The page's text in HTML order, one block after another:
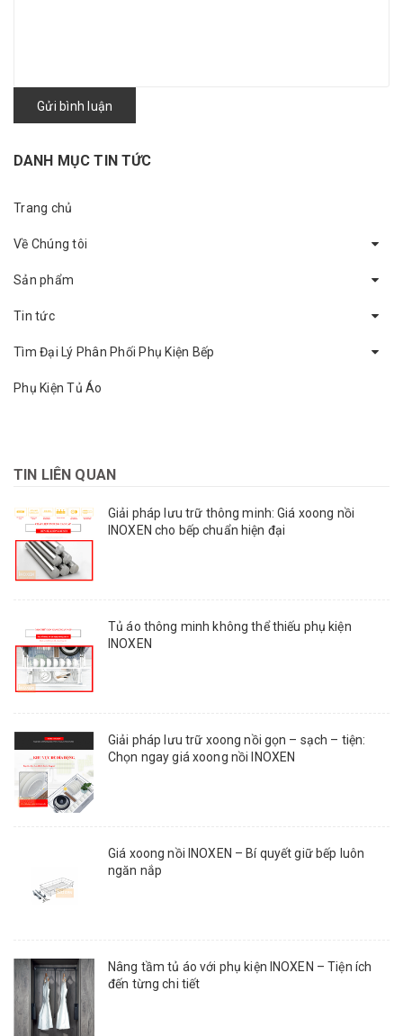
Gửi bình luận
DANH MỤC TIN TỨC
Trang chủ
Về Chúng tôi
Sản phẩm
Tin tức
Tìm Đại Lý Phân Phối Phụ Kiện Bếp
Phụ Kiện Tủ Áo
TIN LIÊN QUAN
Giải pháp lưu trữ thông minh: Giá xoong nồi
INOXEN cho bếp chuẩn hiện đại
Tủ áo thông minh không thể thiếu phụ kiện
INOXEN
Giải pháp lưu trữ xoong nồi gọn – sạch – tiện:
Chọn ngay giá xoong nồi INOXEN
Giá xoong nồi INOXEN – Bí quyết giữ bếp luôn
ngăn nắp
Nâng tầm tủ áo với phụ kiện INOXEN – Tiện ích
đến từng chi tiết